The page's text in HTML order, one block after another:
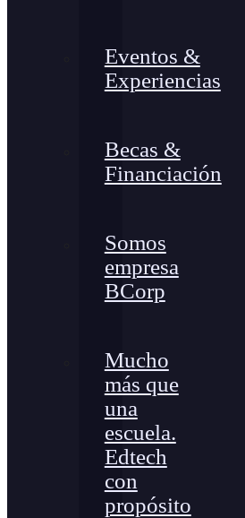
Eventos &
Experiencias
Becas &
Financiación
Somos
empresa
BCorp
Mucho
más que
una
escuela.
Edtech
con
propósito